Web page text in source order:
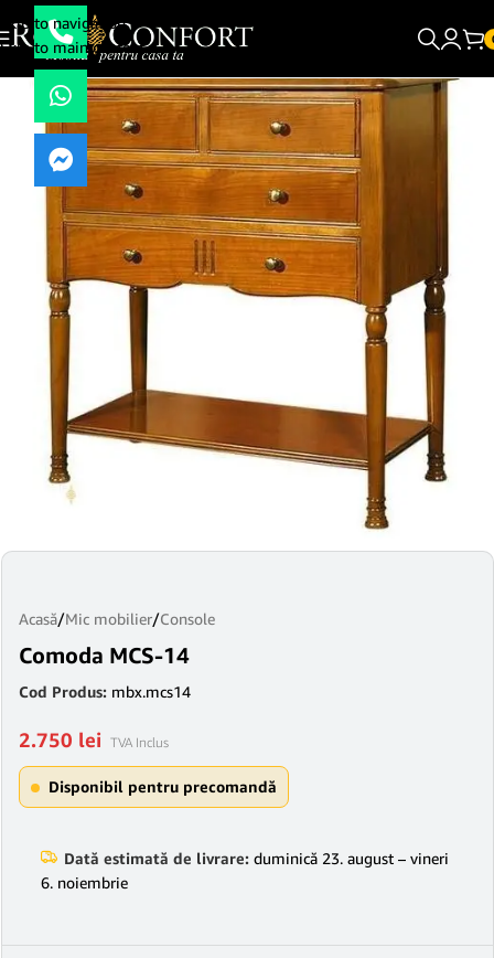
Skip to navigation
Skip to main content
Acasă/Mic mobilier/Console
Comoda MCS-14
Cod Produs: mbx.mcs14
2.750 lei TVA Inclus
Disponibil pentru precomandă
Dată estimată de livrare: duminică 23. august – vineri
6. noiembrie